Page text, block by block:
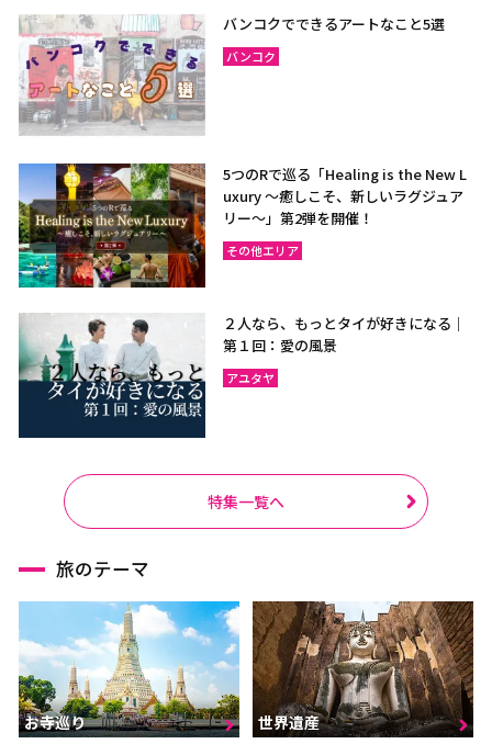
バンコクでできるアートなこと5選
バンコク
5つのRで巡る「Healing is the New L
uxury ～癒しこそ、新しいラグジュア
リー〜」第2弾を開催！
その他エリア
２人なら、もっとタイが好きになる｜
第１回：愛の風景
アユタヤ
特集一覧へ
旅のテーマ
お寺巡り 世界遺産